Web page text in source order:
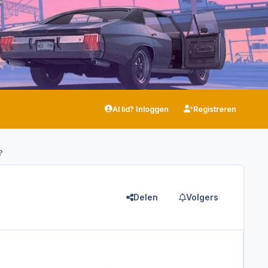
Al lid? Inloggen Registreren
Delen Volgers